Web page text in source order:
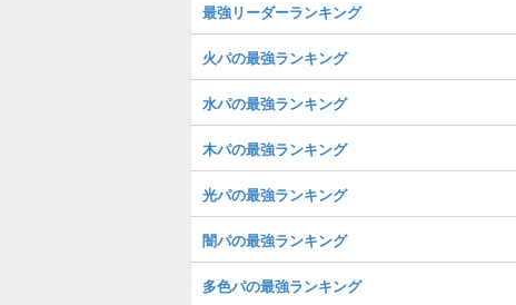
最強リーダーランキング
火パの最強ランキング
水パの最強ランキング
木パの最強ランキング
光パの最強ランキング
闇パの最強ランキング
多色パの最強ランキング